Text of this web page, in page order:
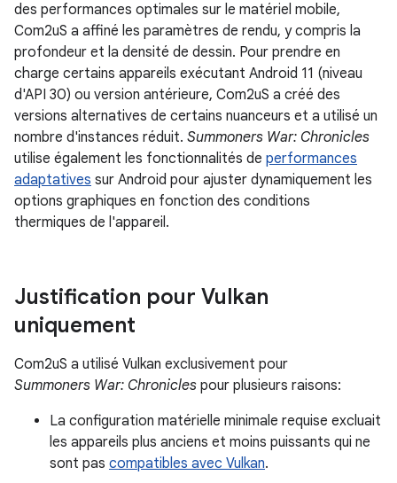
des performances optimales sur le matériel mobile,
Com2uS a affiné les paramètres de rendu, y compris la
profondeur et la densité de dessin. Pour prendre en
charge certains appareils exécutant Android 11 (niveau
d'API 30) ou version antérieure, Com2uS a créé des
versions alternatives de certains nuanceurs et a utilisé un
nombre d'instances réduit. Summoners War: Chronicles
utilise également les fonctionnalités de performances
adaptatives sur Android pour ajuster dynamiquement les
options graphiques en fonction des conditions
thermiques de l'appareil.
Justification pour Vulkan
uniquement
Com2uS a utilisé Vulkan exclusivement pour
Summoners War: Chronicles pour plusieurs raisons:
La configuration matérielle minimale requise excluait
les appareils plus anciens et moins puissants qui ne
sont pas compatibles avec Vulkan.